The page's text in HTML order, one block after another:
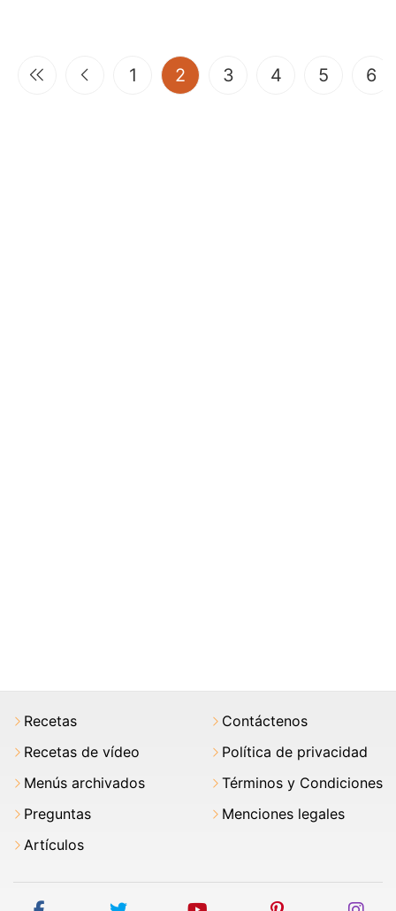
1 2 (current)
3 4 5 6
Recetas
Recetas de vídeo
Menús archivados
Preguntas
Artículos
Contáctenos
Política de privacidad
Términos y Condiciones
Menciones legales